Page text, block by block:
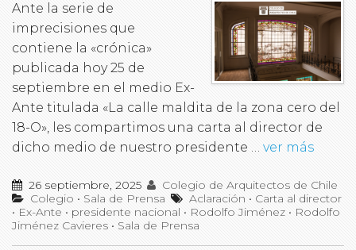
Ante la serie de
imprecisiones que
contiene la «crónica»
publicada hoy 25 de
septiembre en el medio Ex-
Ante titulada «La calle maldita de la zona cero del
18-O», les compartimos una carta al director de
dicho medio de nuestro presidente … ver más
26 septiembre, 2025
Colegio de Arquitectos de Chile
Colegio • Sala de Prensa Aclaración • Carta al director
• Ex-Ante • presidente nacional • Rodolfo Jiménez • Rodolfo
Jiménez Cavieres • Sala de Prensa